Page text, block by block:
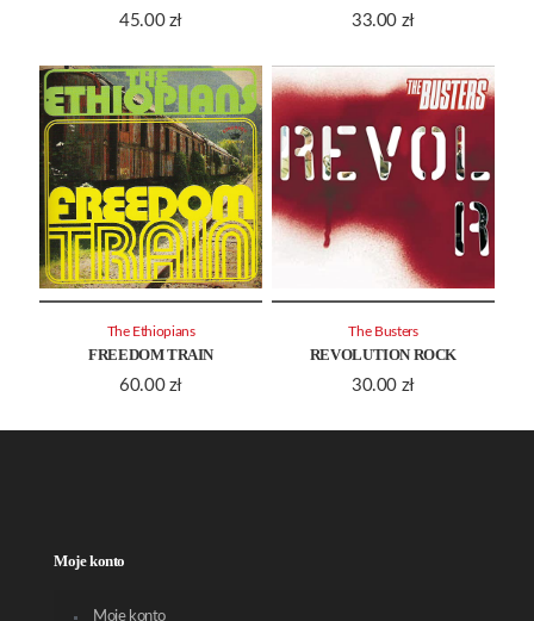
45.00 zł
33.00 zł
FREEDOM TRAIN
60.00 zł
The Ethiopians
REVOLUTION ROCK
30.00 zł
The Busters
Moje konto
Moje konto